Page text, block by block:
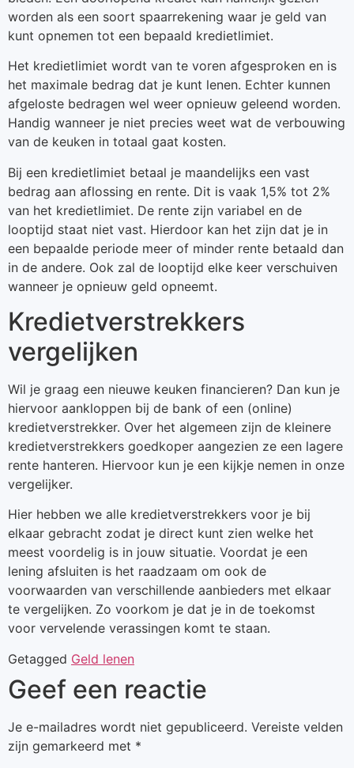
worden als een soort spaarrekening waar je geld van
kunt opnemen tot een bepaald kredietlimiet.
Het kredietlimiet wordt van te voren afgesproken en is
het maximale bedrag dat je kunt lenen. Echter kunnen
afgeloste bedragen wel weer opnieuw geleend worden.
Handig wanneer je niet precies weet wat de verbouwing
van de keuken in totaal gaat kosten.
Bij een kredietlimiet betaal je maandelijks een vast
bedrag aan aflossing en rente. Dit is vaak 1,5% tot 2%
van het kredietlimiet. De rente zijn variabel en de
looptijd staat niet vast. Hierdoor kan het zijn dat je in
een bepaalde periode meer of minder rente betaald dan
in de andere. Ook zal de looptijd elke keer verschuiven
wanneer je opnieuw geld opneemt.
Kredietverstrekkers
vergelijken
Wil je graag een nieuwe keuken financieren? Dan kun je
hiervoor aankloppen bij de bank of een (online)
kredietverstrekker. Over het algemeen zijn de kleinere
kredietverstrekkers goedkoper aangezien ze een lagere
rente hanteren. Hiervoor kun je een kijkje nemen in onze
vergelijker.
Hier hebben we alle kredietverstrekkers voor je bij
elkaar gebracht zodat je direct kunt zien welke het
meest voordelig is in jouw situatie. Voordat je een
lening afsluiten is het raadzaam om ook de
voorwaarden van verschillende aanbieders met elkaar
te vergelijken. Zo voorkom je dat je in de toekomst
voor vervelende verassingen komt te staan.
Getagged Geld lenen
Geef een reactie
Je e-mailadres wordt niet gepubliceerd. Vereiste velden
zijn gemarkeerd met *